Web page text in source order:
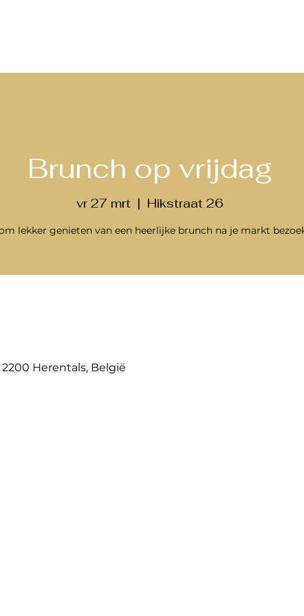
Brunch op vrijdag
vr 27 mrt
  |
Hikstraat 26
lekker genieten van een heerlijke brunch na je markt
Herentals, België